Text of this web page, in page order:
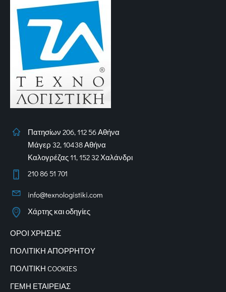
Πατησίων 206, 112 56 Αθήνα
Μάγερ 32, 10438 Αθήνα
Καλογρέζας 11, 152 32 Χαλάνδρι
210 86 51 701
info@texnologistiki.com
Χάρτης και οδηγίες
ΟΡΟΙ ΧΡΗΣΗΣ
ΠΟΛΙΤΙΚΗ ΑΠΟΡΡΗΤΟΥ
ΠΟΛΙΤΙΚΗ COOKIES
ΓΕΜΗ ΕΤΑΙΡΕΙΑΣ